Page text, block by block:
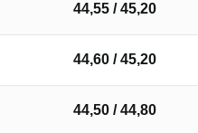
44,55 / 45,20
44,60 / 45,20
44,50 / 44,80